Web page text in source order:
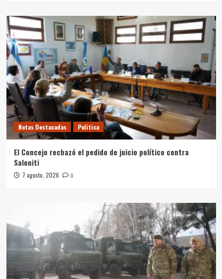
Notas Destacadas Politica
El Concejo rechazó el pedido de juicio político contra
Saloniti
7 agosto, 2026 0